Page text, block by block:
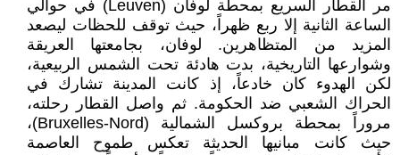
مر القطار السريع بمحطة لوفان (Leuven) في حوالي
الساعة الثانية إلا ربع ظهراً، حيث توقف للحظات ليصعد
المزيد من المتظاهرين. لوفان، بجامعتها العريقة
وشوارعها التاريخية، بدت هادئة تحت الشمس الربيعية،
لكن الهدوء كان خادعاً، إذ كانت المدينة تشارك في
الحراك الشعبي ضد الحكومة. ثم واصل القطار رحلته،
مروراً بمحطة بروكسل الشمالية (Bruxelles-Nord)،
حيث كانت مبانيها الحديثة تعكس طموح العاصمة